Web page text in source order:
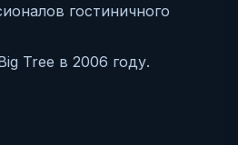
гостиничного
Tree в 2006 году.